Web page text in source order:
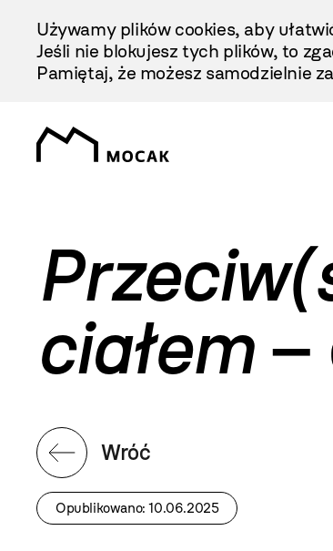
Treści
Używamy plików cookies, aby
Jeśli nie blokujesz tych plików, to
Pamiętaj, że możesz samodzielnie
ciałem–
Wróć
Opublikowano: 10.06.2025